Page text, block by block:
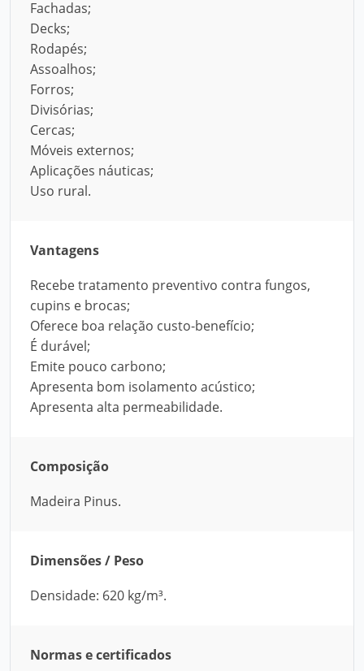
Fachadas;
Decks;
Rodapés;
Assoalhos;
Forros;
Divisórias;
Cercas;
Móveis externos;
Aplicações náuticas;
Uso rural.
Vantagens
Recebe tratamento preventivo contra fungos,
cupins e brocas;
Oferece boa relação custo-benefício;
É durável;
Emite pouco carbono;
Apresenta bom isolamento acústico;
Apresenta alta permeabilidade.
Composição
Madeira Pinus.
Dimensões / Peso
Densidade: 620 kg/m³.
Normas e certificados